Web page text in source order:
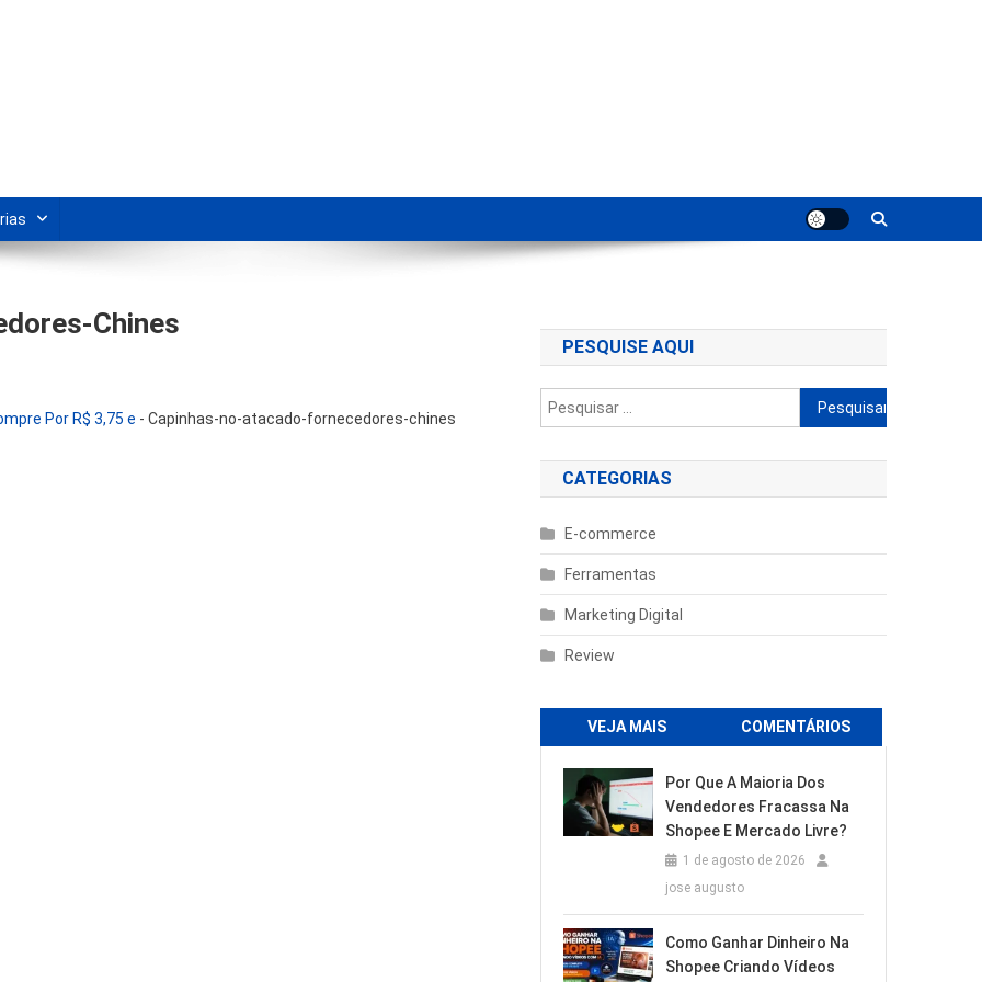
Chines
Por R$ 3,75 e - Capinhas-no-atacado-fornecedores-chines
PESQUISE AQUI
Pesquisar
por:
CATEGORIAS
E-commerce
Ferramentas
Marketing Digital
Review
VEJA MAIS COMENTÁRIOS
Por Que A Maioria Dos
Vendedores Fracassa Na
Shopee E Mercado Livre?
1 de agosto de 2026
jose augusto
Como Ganhar Dinheiro Na
Shopee Criando Vídeos